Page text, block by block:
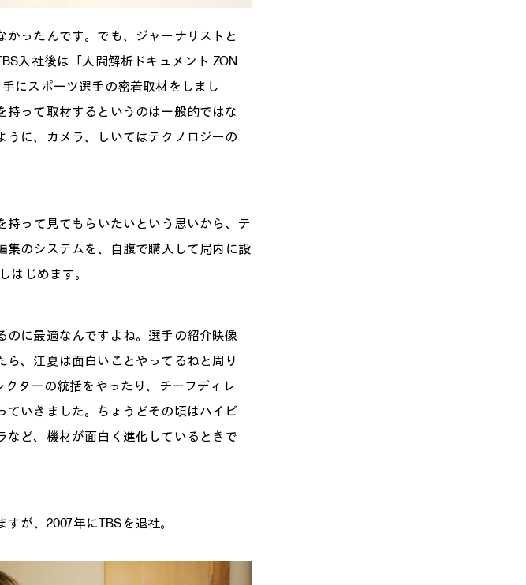
かったんです。でも、ジャーナリストと
入社後は「人間解析ドキュメント ZON
にスポーツ選手の密着取材をしまし
って取材するというのは一般的ではな
に、カメラ、しいてはテクノロジーの
って見てもらいたいという思いから、テ
集のシステムを、自腹で購入して局内に設
はじめます。
のに最適なんですよね。選手の紹介映像
、江夏は面白いことやってるねと周り
ターの統括をやったり、チーフディレ
ていきました。ちょうどその頃はハイビ
など、機材が面白く進化しているときで
が、2007年にTBSを退社。